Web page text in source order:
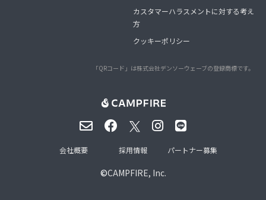
カスタマーハラスメントに対する考え
方
クッキーポリシー
「QRコード」は株式会社デンソーウェーブの登録商標です。
©CAMPFIRE, Inc.
会社概要 採用情報 パートナー募集